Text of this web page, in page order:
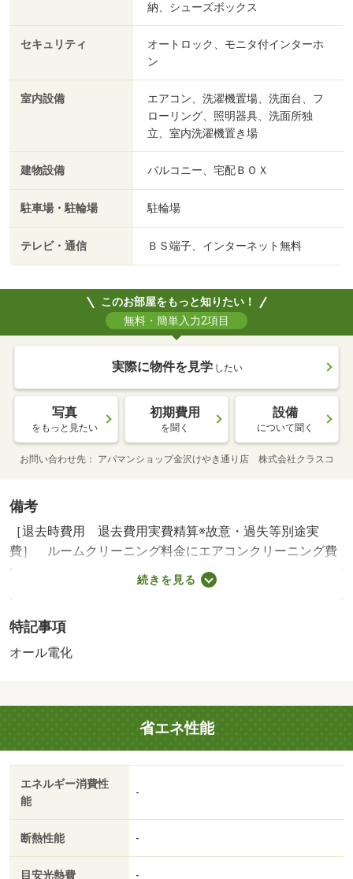
納、シューズボックス
セキュリティ
オートロック、モニタ付インターホ
ン
室内設備
エアコン、洗濯機置場、洗面台、フ
ローリング、照明器具、洗面所独
立、室内洗濯機置き場
建物設備 バルコニー、宅配ＢＯＸ
駐車場・駐輪場 駐輪場
テレビ・通信 ＢＳ端子、インターネット無料
このお部屋をもっと知りたい！
無料・簡単入力2項目
実際に物件を見学 したい
写真
をもっと見たい
初期費用
を聞く
設備
について聞く
お問い合わせ先 アパマンショップ金沢けやき通り店 株式会社クラスコ
備考
［退去時費用 退去費用実費精算※故意・過失等別途実
費］ ルームクリーニング料金にエアコンクリーニング費
用を含みます。 ＮＯ：１００３３５６１５８・賃貸保証
等：加入要（機関保証加入必須。初回保証料１８０００
商品あり））・他交通手段：なだバスナディ（内灘町）
「鶴ケ停歩１分・ご希望に合わせた理想のお部屋探しを全
しは、お近くのＧＯ賃貸ショップへお気軽にどうぞ！・バ
イク置場：なし・駐輪場：有/室内清掃費用 60500円/Ｄ－
ｒｏｏｍＣａｒｄキー料金 16500円/ＩＣロック電池（初
回） 2750円
続きを見る
特記事項
オール電化
省エネ性能
エネルギー消費性
能
-
断熱性能 -
目安光熱費 -